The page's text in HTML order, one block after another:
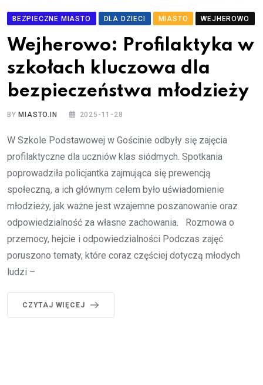
BEZPIECZNE MIASTO DLA DZIECI MIASTO WEJHEROWO
Wejherowo: Profilaktyka w
szkołach kluczowa dla
bezpieczeństwa młodzieży
BYMIASTO.IN 2025-11-28
W Szkole Podstawowej w Gościnie odbyły się zajęcia
profilaktyczne dla uczniów klas siódmych. Spotkania
poprowadziła policjantka zajmująca się prewencją
społeczną, a ich głównym celem było uświadomienie
młodzieży, jak ważne jest wzajemne poszanowanie oraz
odpowiedzialność za własne zachowania. Rozmowa o
przemocy, hejcie i odpowiedzialności Podczas zajęć
poruszono tematy, które coraz częściej dotyczą młodych
ludzi –
CZYTAJ WIĘCEJ